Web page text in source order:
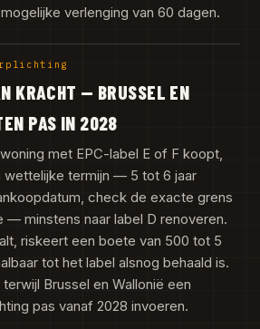
verlenging van 60 dagen.
KRACHT — BRUSSEL EN
PAS IN 2028
met EPC-label E of F koopt,
wettelijke termijn — 5 tot 6 jaar
check de exacte grens
— minstens naar label D renoveren.
riskeert een boete van 500 tot 5
tot het label alsnog behaald is.
Brussel en Wallonië een
pas vanaf 2028 invoeren.